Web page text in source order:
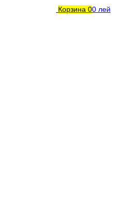
Корзина 00 лей